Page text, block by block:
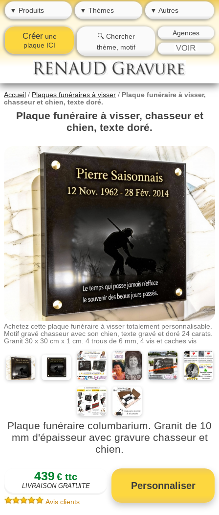
▼ Produits ▼ Thèmes ▼ Autres
Créerune
plaque ICI
🔍 Chercher
thème, motif
Agences
Accueil / Plaques funéraires à visser / Plaque funéraire à visser,
chasseur et chien, texte doré.
Plaque funéraire à visser, chasseur et
chien, texte doré.
Achetez cette plaque funéraire à visser totalement personnalisable.
Motif gravé chasseur avec son chien, texte gravé et doré 24 carats.
Granit 30 x 30 cm x 1 cm. 4 trous de 6 mm, 4 vis et caches vis
Plaque funéraire columbarium. Granit de 10
mm d'épaisseur avec gravure chasseur et
chien.
439 € ttc
LIVRAISON GRATUITE Personnaliser
Avis clients